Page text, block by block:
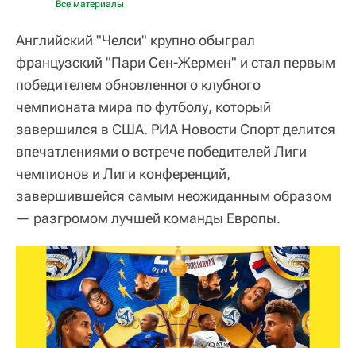
Все материалы
Английский "Челси" крупно обыграл
французский "Пари Сен-Жермен" и стал первым
победителем обновленного клубного
чемпионата мира по футболу, который
завершился в США. РИА Новости Спорт делится
впечатлениями о встрече победителей Лиги
чемпионов и Лиги конференций,
завершившейся самым неожиданным образом
— разгромом лучшей команды Европы.